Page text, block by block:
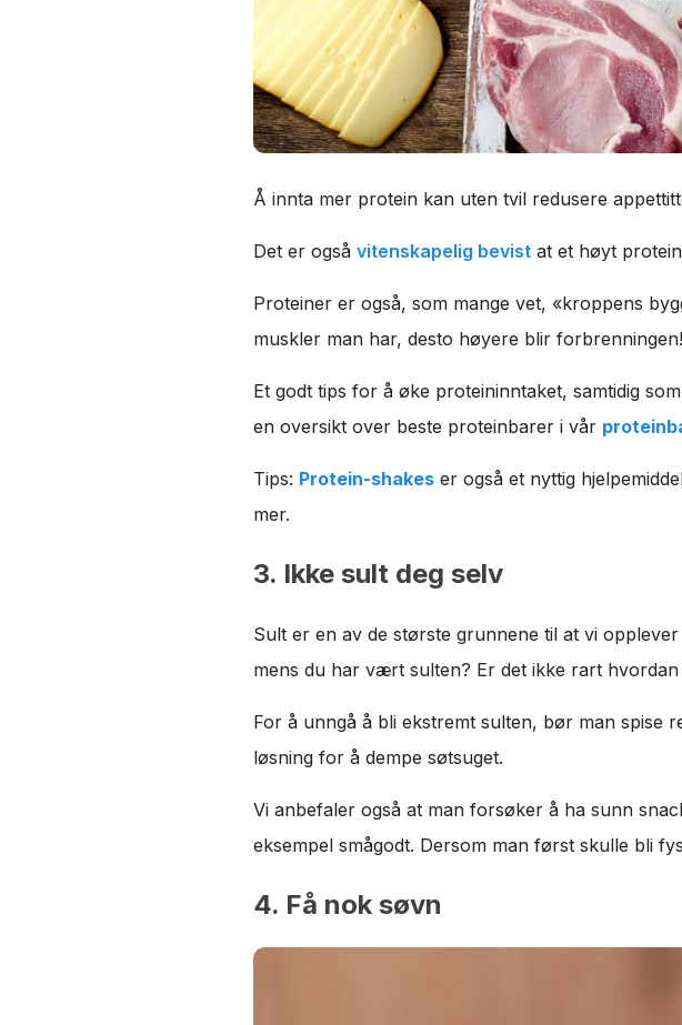
Å innta mer protein kan uten tvil redusere
Det er også vitenskapelig bevist at et høyt
Proteiner er også, som mange vet, «kroppens
muskler man har, desto høyere blir forbrenningen!
Et godt tips for å øke proteininntaket, samtidig
en oversikt over beste proteinbarer i vår
Tips: Protein-shakes er også et nyttig
mer.
3. Ikke sult deg selv
Sult er en av de største grunnene til at vi
mens du har vært sulten? Er det ikke rart
For å unngå å bli ekstremt sulten, bør man spise
løsning for å dempe søtsuget.
Vi anbefaler også at man forsøker å ha sunn
eksempel smågodt. Dersom man først skulle bli
4. Få nok søvn